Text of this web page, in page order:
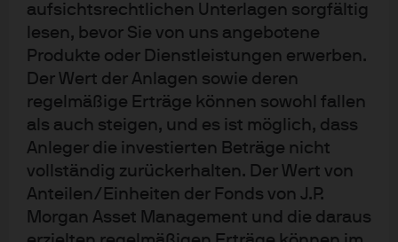
aufsichtsrechtlichen Unterlagen sorgfältig
lesen, bevor Sie von uns angebotene
Produkte oder Dienstleistungen erwerben.
Der Wert der Anlagen sowie deren
regelmäßige Erträge können sowohl fallen
als auch steigen, und es ist möglich, dass
Anleger die investierten Beträge nicht
vollständig zurückerhalten. Der Wert von
Anteilen/Einheiten der Fonds von J.P.
Morgan Asset Management und die daraus
r.l., Austrian Branch, Führichgasse 8, A-1010 Wien.
09sp230206094121
Über J.P. Morgan Asset Management
Als Teil des globalen Finanzdienstleistungskonzerns
JPMorgan Chase & Co verfolgt J.P. Morgan Asset
Management das Ziel, Kundinnen und Kunden beim
150 Jahren bietet die Gesellschaft hierzu